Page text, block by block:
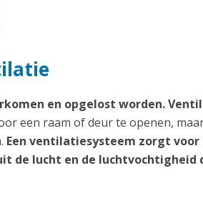
en opgelost worden.
een raam of deur te openen,
Een ventilatiesysteem zorgt voor
de lucht en de luchtvochtigheid